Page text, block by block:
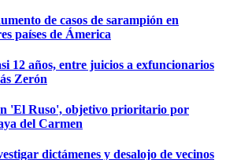
de casos de sarampión en
países de Ámerica
12 años, entre juicios a exfuncionarios
Zerón
'El Ruso', objetivo prioritario por
del Carmen
dictámenes y desalojo de vecinos